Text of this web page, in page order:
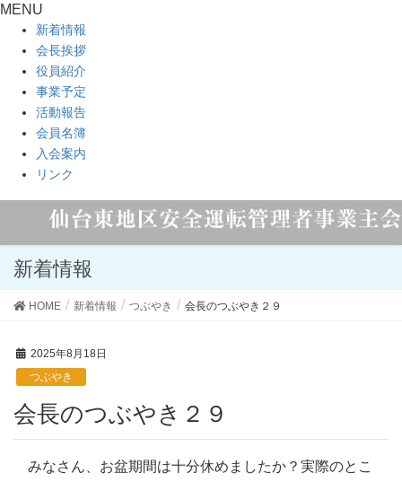
MENU
新着情報
会長挨拶
役員紹介
事業予定
活動報告
会員名簿
入会案内
リンク
新着情報
HOME 新着情報 つぶやき 会長のつぶやき２９
2025年8月18日
つぶやき
会長のつぶやき２９
みなさん、お盆期間は十分休めましたか？実際のとこ